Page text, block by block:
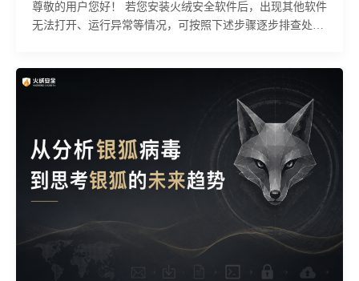
尊敬的用户您好！ 若您安装火绒安全软件后，出现其他软件
无法打开、运行异常等情况，可按照下述步骤逐步排查处